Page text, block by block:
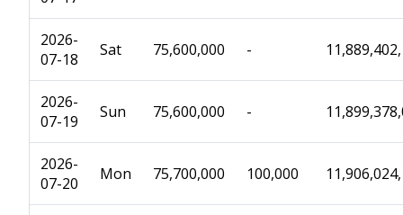
2026-
07-18
Sat 75,600,000 -
2026-
07-19
Sun 75,600,000 -
2026-
07-20
Mon 75,700,000 100,000